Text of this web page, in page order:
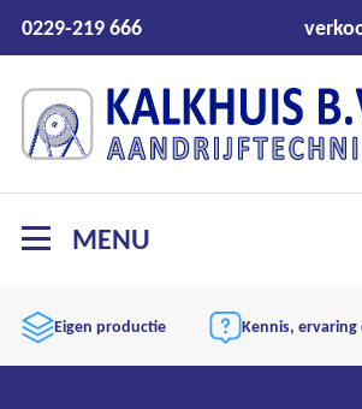
0229-219 666
MENU
Eigen productie Kennis, ervaring